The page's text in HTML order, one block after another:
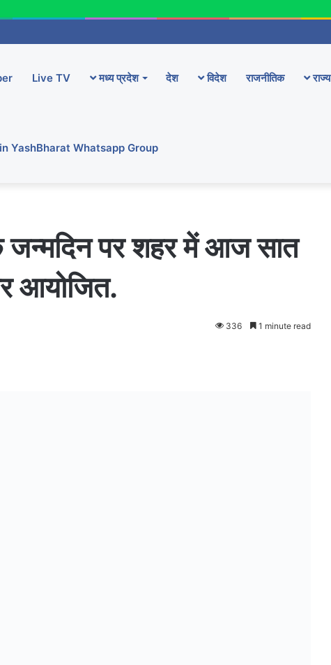
Live TV मध्य प्रदेश देश विदेश राजनीतिक राज्य
YashBharat Whatsapp Group
जन्मदिन पर शहर में आज सात
आयोजित.
336 1 minute read